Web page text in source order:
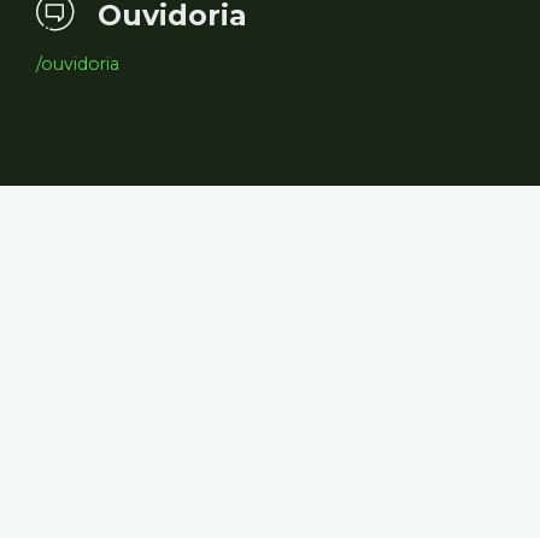
Ouvidoria
/ouvidoria